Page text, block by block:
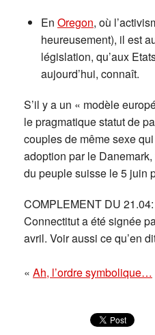
En Oregon, où
heureusement), il est
législation, qu’aux
aujourd’hui, connaît.
S’il y a un « modèle
le pragmatique statut de
couples de même sexe
adoption par le
du peuple suisse le 5 juin
COMPLEMENT DU 21.04:
Connectitut a été signée
avril. Voir aussi ce qu’en
« Ah, l’ordre symbolique…